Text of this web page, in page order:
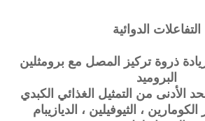
التفاعلات الدوائية
ذروة تركيز المصل مع برومثلين
البروميد
الأدنى من التمثيل الغذائي الكبدي
، الثيوفيلين ، الديازيبام